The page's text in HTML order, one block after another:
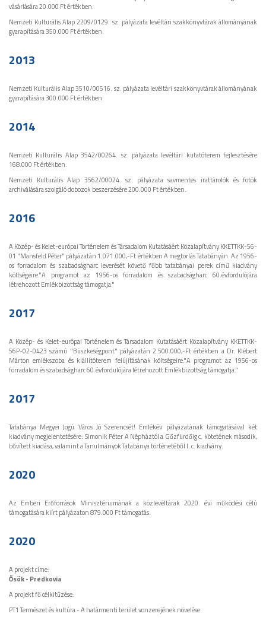
vásárlására 20.000 Ft értékben.
Nemzeti Kulturális Alap 2209/0129. sz. pályázata levéltári szakkönyvtárak állományának
gyarapítására 350.000 Ft értékben.
2013
Nemzeti Kulturális Alap 3510/00516. sz. pályázata levéltári szakkönyvtárak állományának
gyarapítására 300.000 Ft értékben.
2014
Nemzeti Kulturális Alap 3542/00264. sz. pályázata levéltári kutatóterem fejlesztésére
168.000 Ft értékben.
Nemzeti Kulturális Alap 3562/00024. sz. pályázata savmentes irattárolók és fotók
archiválására szolgáló dobozok beszerzésére 200.000 Ft értékben.
2016
A Közép- és Kelet-európai Történelem és Társadalom Kutatásáért Közalapítvány KKETTKK-56-
01 "Mansfeld Péter" pályázatán 1.071.000,-Ft értékben A megtorlás Tatabányán. Az 1956-
os forradalom és szabadságharc leverését követő főbb tatabányai perek című kiadvány
költségeire."A programot az 1956-os forradalom és szabadságharc 60.évfordulójára
létrehozott Emlékbizottság támogatja."
2017
A Közép- és Kelet-európai Történelem és Társadalom Kutatásáért Közalapítvány KKETTKK-
56P-02-0423 számú "Büszkeségpont" pályázatán 2.500.000,-Ft értékben a Dr. Klébert
Márton emlékszoba és kiállítóterem felújításának költségeire."A programot az 1956-os
forradalom és szabadságharc 60.évfordulójára létrehozott Emlékbizottság támogatja."
2017
Tatabánya Megyei Jogú Város Jó Szerencsét! Emlékév pályázatának támogatásával két
kiadvány megjelentetésére: Simonik Péter A Népháztól a Gőzfürdőig c. kötetének második,
bővített kiadása, valamint a Tanulmányok Tatabánya történetéből I. c. kiadvány.
2020
Az Emberi Erőforrások Minisztériumának a közlevéltárak 2020. évi működési célú
támogatására kiírt pályázaton 879.000 Ft támogatás.
2020
A projekt címe:
Ősök - Predkovia
A projekt fő célkitűzése:
PT1 Természet és kultúra - A határmenti terület vonzerejének növelése